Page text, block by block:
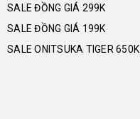
SALE ĐỒNG GIÁ 299K
SALE ĐỒNG GIÁ 199K
SALE ONITSUKA TIGER 650K